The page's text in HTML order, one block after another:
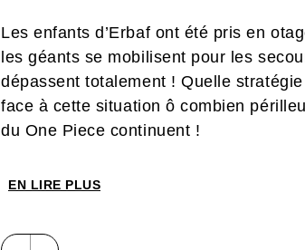
Les enfants d’Erbaf ont été pris en
les géants se mobilisent pour les
dépassent totalement ! Quelle
face à cette situation ô combien
du One Piece continuent !
EN LIRE PLUS